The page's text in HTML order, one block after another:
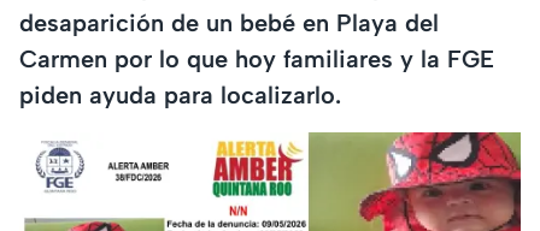
desaparición de un bebé en Playa del
Carmen por lo que hoy familiares y la FGE
piden ayuda para localizarlo.